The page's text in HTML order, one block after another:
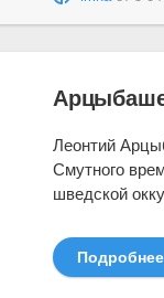
Леонтий
Смутного
шведской
Подробнее